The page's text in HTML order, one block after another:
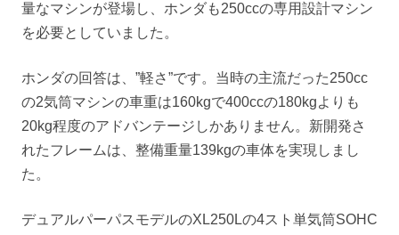
量なマシンが登場し、ホンダも250ccの専用設計マシン
を必要としていました。
ホンダの回答は、”軽さ”です。当時の主流だった250cc
の2気筒マシンの車重は160kgで400ccの180kgよりも
20kg程度のアドバンテージしかありません。新開発さ
れたフレームは、整備重量139kgの車体を実現しまし
た。
デュアルパーパスモデルのXL250Lの4スト単気筒SOHC